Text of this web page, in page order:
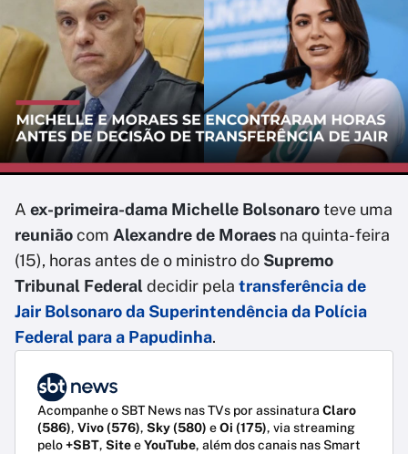
A ex-primeira-dama Michelle Bolsonaroteve uma
reuniãocom Alexandre de Moraes na quinta-feira
(15), horas antes de o ministro do Supremo
Tribunal Federaldecidir pela transferência de
Jair Bolsonaroda Superintendência da Polícia
Federal para a Papudinha.
Acompanhe o SBT News nas TVs por assinatura Claro
(586), Vivo (576), Sky (580) eOi (175), via streaming
pelo+SBT, SiteeYouTube, além dos canais nas Smart